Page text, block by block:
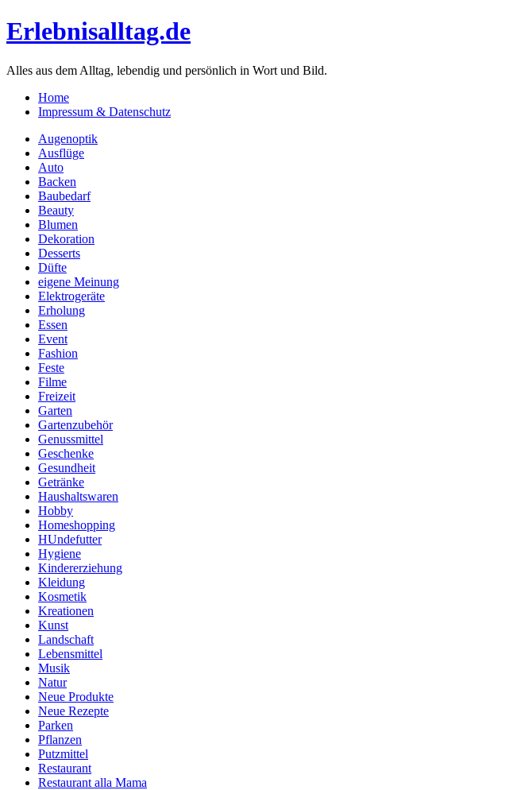
Erlebnisalltag.de
Alles aus dem Alltag, lebendig und persönlich in Wort und Bild.
Home
Impressum & Datenschutz
Augenoptik
Ausflüge
Auto
Backen
Baubedarf
Beauty
Blumen
Dekoration
Desserts
Düfte
eigene Meinung
Elektrogeräte
Erholung
Essen
Event
Fashion
Feste
Filme
Freizeit
Garten
Gartenzubehör
Genussmittel
Geschenke
Gesundheit
Getränke
Haushaltswaren
Hobby
Homeshopping
HUndefutter
Hygiene
Kindererziehung
Kleidung
Kosmetik
Kreationen
Kunst
Landschaft
Lebensmittel
Musik
Natur
Neue Produkte
Neue Rezepte
Parken
Pflanzen
Putzmittel
Restaurant
Restaurant alla Mama